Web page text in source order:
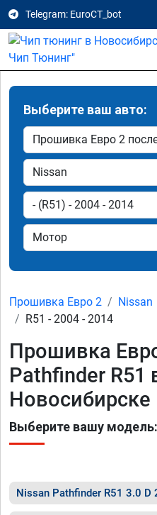
Telegram: EuroCT_bot
Выберите ваш авто:
Прошивка Евро 2 Nissan
R51 - 2004 - 2014
Прошивка
Pathfinder R51
Новосибирске
Выберите вашу модель:
Nissan Pathfinder R51 3.0 D